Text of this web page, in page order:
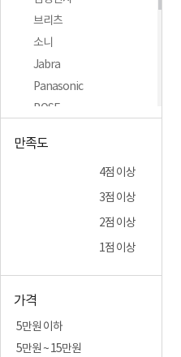
브리츠
소니
Jabra
Panasonic
BOSE
컴소닉
SHURE
퓨전에프앤씨
AVerMedia
만족도
4점 이상
3점 이상
2점 이상
1점 이상
가격
5만원 이하
5만원 ~ 15만원